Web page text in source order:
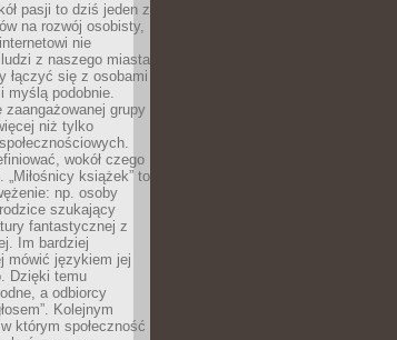
pasji to dziś jeden z
na rozwój osobisty,
nie
z naszego miasta
łączyć się z osobami
myślą podobnie.
zaangażowanej grupy
niż tylko
wokół czego
książek” to
np. osoby
szukający
fantastycznej z
Im bardziej
mówić językiem jej
Dzięki temu
a odbiorcy
Kolejnym
którym społeczność